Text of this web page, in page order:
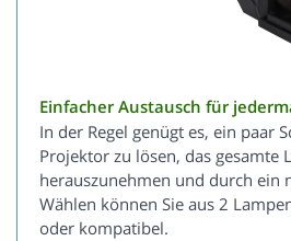
Einfacher Austausch für
In der Regel genügt es, ein paar
Projektor zu lösen, das gesamte
herauszunehmen und durch ein
Wählen können Sie aus 2
oder kompatibel.